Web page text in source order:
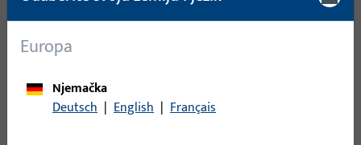
Prijavite se podacima kupca da biste dobili informacije o
Europa
Njemačka
Deutsch | English | Français